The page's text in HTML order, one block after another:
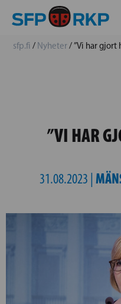
sfp.fi / Nyheter/”Vi har gjort
”VI HAR
31.08.2023 |